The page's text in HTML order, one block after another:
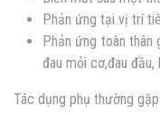
Phản ứng tại vị trí
Phản ứng toàn thân
đau mỏi cơ,đau
Tác dụng phụ thường